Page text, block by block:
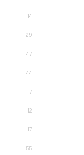
14
29
47
44
7
12
17
55